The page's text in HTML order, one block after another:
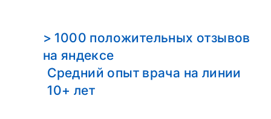
> 1000 положительных отзывов
на яндексе
Средний опыт врача на линии
10+ лет